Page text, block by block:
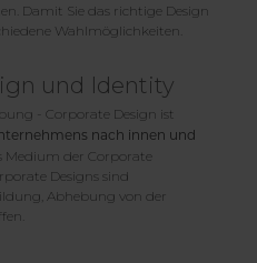
Damit Sie das richtige Design
Wahlmöglichkeiten.
und Identity
- Corporate Design ist
nach innen und
Medium der Corporate
Designs sind
Abhebung von der